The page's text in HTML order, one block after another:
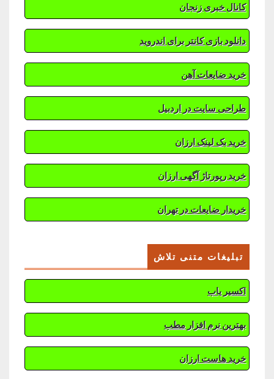
کانال خبری زنجان
دانلود بازی کانتر برای اندروید
خرید ضایعات آهن
طراحی سایت در اردبیل
خرید بک لینک ارزان
خرید رپورتاژ آگهی ارزان
خریدار ضایعات در تهران
تبلیغات متنی تلاش
اکسیر یاب
بهترین نرم افزار مطب
خرید هاست ارزان